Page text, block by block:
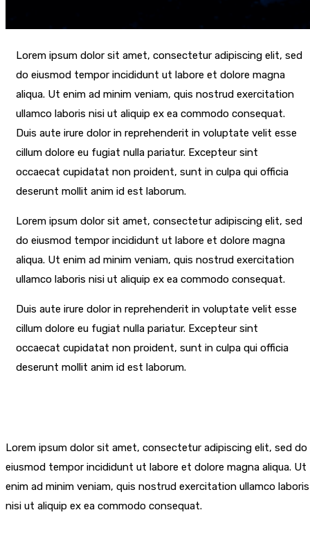
Lorem ipsum dolor sit amet, consectetur adipiscing elit, sed
do eiusmod tempor incididunt ut labore et dolore magna
aliqua. Ut enim ad minim veniam, quis nostrud exercitation
ullamco laboris nisi ut aliquip ex ea commodo consequat.
Duis aute irure dolor in reprehenderit in voluptate velit esse
cillum dolore eu fugiat nulla pariatur. Excepteur sint
occaecat cupidatat non proident, sunt in culpa qui officia
deserunt mollit anim id est laborum.
Lorem ipsum dolor sit amet, consectetur adipiscing elit, sed
do eiusmod tempor incididunt ut labore et dolore magna
aliqua. Ut enim ad minim veniam, quis nostrud exercitation
ullamco laboris nisi ut aliquip ex ea commodo consequat.
Duis aute irure dolor in reprehenderit in voluptate velit esse
cillum dolore eu fugiat nulla pariatur. Excepteur sint
occaecat cupidatat non proident, sunt in culpa qui officia
deserunt mollit anim id est laborum.
Lorem ipsum dolor sit amet, consectetur adipiscing elit, sed do
eiusmod tempor incididunt ut labore et dolore magna aliqua. Ut
enim ad minim veniam, quis nostrud exercitation ullamco laboris
nisi ut aliquip ex ea commodo consequat.